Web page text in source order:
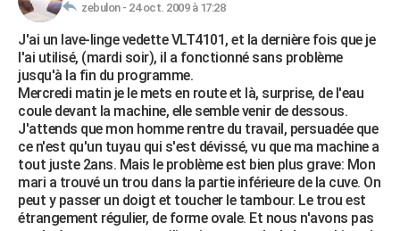
Essais
Réserver un essai
Citadines
Berlines
SUV
Forum auto
HIGH-TECH
Mobiles
Meilleur smartphone
Internet
Ordinateurs
Jeux vidéo
Guide high-tech
BRICOLAGE
Forum
Aménagement intérieur
Extérieur
Cuisine
Salle de bains
Jardinage
Rangement
WEEK-END
Guides de France
Escapades
Patrimoine
Expositions
Musées
Week-end nature
+LIFESTYLE
Art de vivre
Bien-être
Loisirs
Mode
Modes de vie
SANTE
Alimentation
Guide de la santé
Maladies
Médicaments
Sommeil
VOYAGE
zebulon - 24 oct. 2009 à 17:28
J'ai un lave-linge vedette VLT4101, et la dernière fois que je
l'ai utilisé, (mardi soir), il a fonctionné sans problème
jusqu'à la fin du programme.
Mercredi matin je le mets en route et là, surprise, de l'eau
coule devant la machine, elle semble venir de dessous.
J'attends que mon homme rentre du travail, persuadée que
ce n'est qu'un tuyau qui s'est dévissé, vu que ma machine a
tout juste 2ans. Mais le problème est bien plus grave: Mon
mari a trouvé un trou dans la partie inférieure de la cuve. On
peut y passer un doigt et toucher le tambour. Le trou est
étrangement régulier, de forme ovale. Et nous n'avons pas